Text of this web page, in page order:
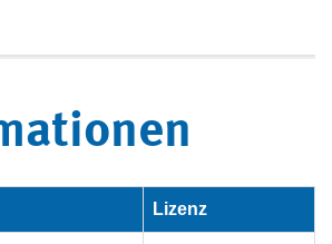
Lizenz